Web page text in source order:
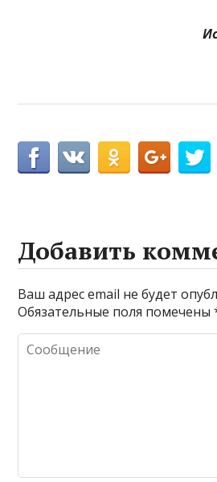
Добавить
Ваш адрес email не будет
Обязательные поля помечены